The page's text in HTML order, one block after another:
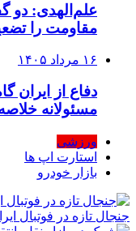
علم‌الهدی: دو
مقاومت را
۱۶ مرداد ۱۴۰۵
دفاع از ایران
مسئولانه
ورزشی
استارت اپ ها
بازار خودرو
جنجال تازه در فوتبال